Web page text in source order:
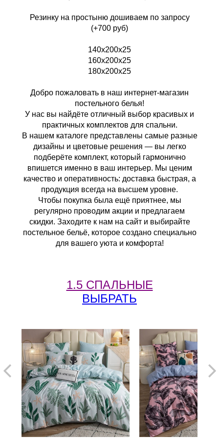
Резинку на простыню дошиваем по запросу
(+700 руб)
140х200х25
160х200х25
180х200х25
Добро пожаловать в наш интернет-магазин
постельного белья!
У нас вы найдёте отличный выбор красивых и
практичных комплектов для спальни.
В нашем каталоге представлены самые разные
дизайны и цветовые решения — вы легко
подберёте комплект, который гармонично
впишется именно в ваш интерьер. Мы ценим
качество и оперативность: доставка быстрая, а
продукция всегда на высшем уровне.
Чтобы покупка была ещё приятнее, мы
регулярно проводим акции и предлагаем
скидки. Заходите к нам на сайт и выбирайте
постельное бельё, которое создано специально
для вашего уюта и комфорта!
1.5 СПАЛЬНЫЕ
ВЫБРАТЬ